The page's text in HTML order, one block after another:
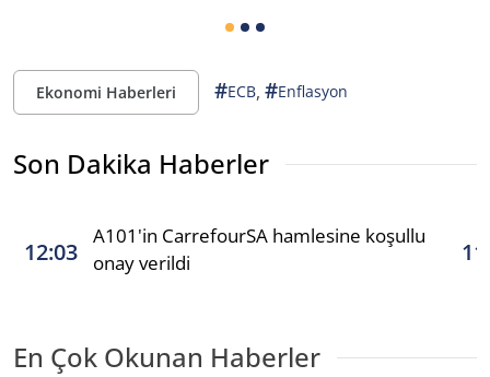
Ekonomi Haberleri #ECB, #Enflasyon
Son Dakika Haberler
12:03
A101'in CarrefourSA hamlesine koşullu
onay verildi
En Çok Okunan Haberler